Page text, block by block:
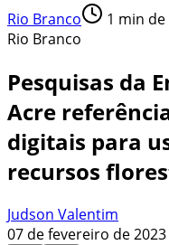
Rio Branco 1 min
Rio Branco
Pesquisas da
Acre
digitais para
recursos
Judson Valentim
07 de fevereiro de 2023